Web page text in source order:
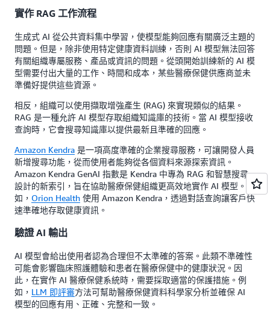
實作 RAG 工作流程
生成式 AI 從公共資料集中學習，使模型能夠回應有關廣泛主題的
問題。但是，除非使用特定健康資料訓練，否則 AI 模型無法回答
有關組織專屬服務、產品或資訊的問題。從頭開始訓練新的 AI 模
型需要付出大量的工作、時間和成本，某些醫療保健供應商並未
準備好提供這些資源。
相反，組織可以使用擷取增強產生 (RAG) 來實現類似的結果。
RAG 是一種允許 AI 模型存取組織知識庫的技術。當 AI 模型接收
查詢時，它會搜尋知識庫以提供最新且準確的回應。
Amazon Kendra 是一項高度準確的企業搜尋服務，可讓開發人員
新增搜尋功能，從而使用者能夠從各個資料來源探索資訊。
Amazon Kendra GenAI 指數是 Kendra 中專為 RAG 和智慧搜尋
設計的新索引，旨在協助醫療保健組織更高效地實作 AI 模型。例
如， Orion Health 使用 Amazon Kendra，透過對話查詢讓客戶快
速準確地存取健康資訊。
驗證 AI 輸出
AI 模型會給出使用者認為合理但不太準確的答案。此類不準確性
可能會影響臨床照護體驗和患者在醫療保健中的健康狀況。因
此，在實作 AI 醫療保健系統時，需要採取適當的保護措施。例
如， LLM 即評審方法可幫助醫療保健資料科學家分析並確保 AI
模型的回應有用、正確、完整和一致。